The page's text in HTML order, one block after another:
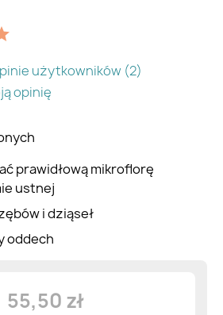
użytkowników (2)
opinię
prawidłową mikroflorę
ustnej
i dziąseł
oddech
55,50 zł